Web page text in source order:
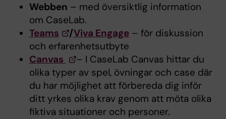
Webben – med översiktlig information
om CaseLab.
Teams
/Viva Engage– för diskussion
och erfarenhetsutbyte
Canvas
– I CaseLab Canvas hittar du
olika typer av spel, övningar och case där
du har möjlighet att förbereda dig inför
ditt yrkes olika krav genom att möta olika
fiktiva situationer och personer.